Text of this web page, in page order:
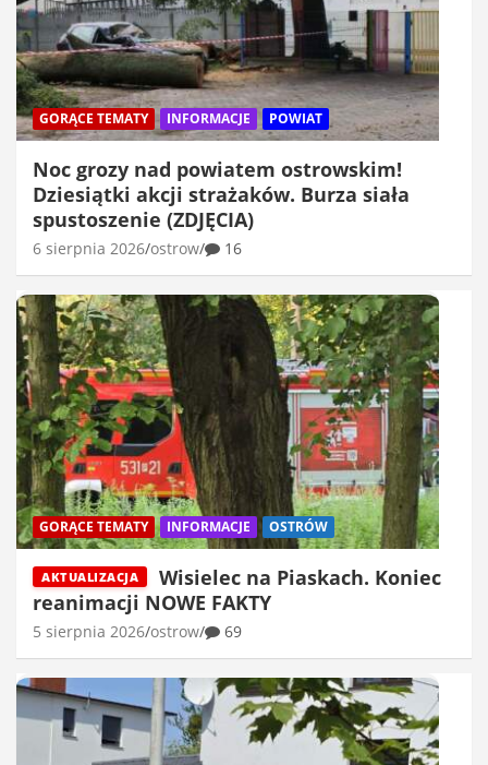
GORĄCE TEMATY INFORMACJE POWIAT
Noc grozy nad powiatem ostrowskim!
Dziesiątki akcji strażaków. Burza siała
spustoszenie (ZDJĘCIA)
6 sierpnia 2026 ostrow 16
GORĄCE TEMATY INFORMACJE OSTRÓW
AKTUALIZACJA
Wisielec na Piaskach. Koniec
reanimacji NOWE FAKTY
5 sierpnia 2026 ostrow 69